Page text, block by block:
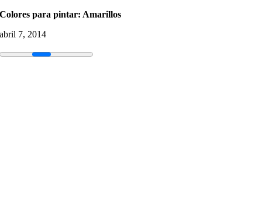
Colores para pintar: Amarillos
abril 7, 2014